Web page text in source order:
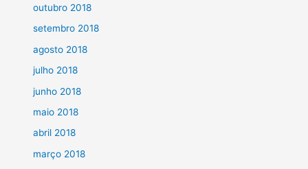
outubro 2018
setembro 2018
agosto 2018
julho 2018
junho 2018
maio 2018
abril 2018
março 2018